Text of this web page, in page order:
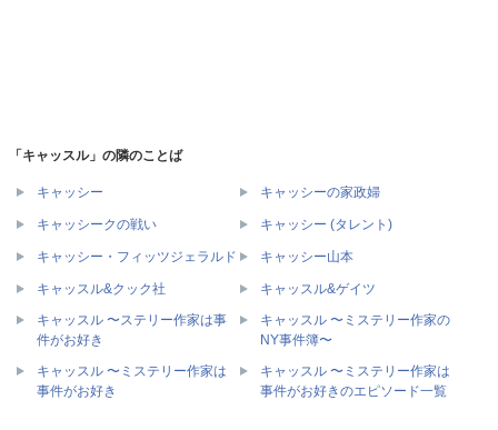
「キャッスル」の隣のことば
キャッシー キャッシーの家政婦
キャッシークの戦い キャッシー (タレント)
キャッシー・フィッツジェラルド キャッシー山本
キャッスル&クック社
キャッスル&ゲイツ
キャッスル 〜ステリー作家は事
件がお好き
キャッスル 〜ミステリー作家の
NY事件簿〜
キャッスル 〜ミステリー作家は
事件がお好き
キャッスル 〜ミステリー作家は
事件がお好きのエピソード一覧